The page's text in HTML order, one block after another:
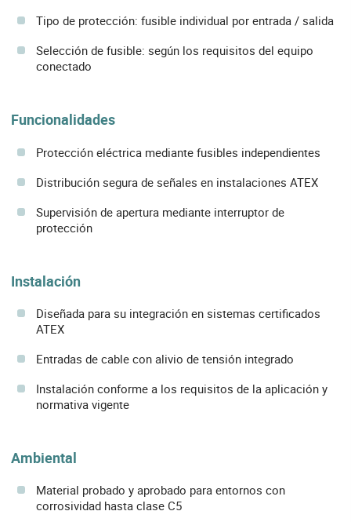
Tipo de protección: fusible individual por entrada / salida
Selección de fusible: según los requisitos del equipo
conectado
Funcionalidades
Protección eléctrica mediante fusibles independientes
Distribución segura de señales en instalaciones ATEX
Supervisión de apertura mediante interruptor de
protección
Instalación
Diseñada para su integración en sistemas certificados
ATEX
Entradas de cable con alivio de tensión integrado
Instalación conforme a los requisitos de la aplicación y
normativa vigente
Ambiental
Material probado y aprobado para entornos con
corrosividad hasta clase C5